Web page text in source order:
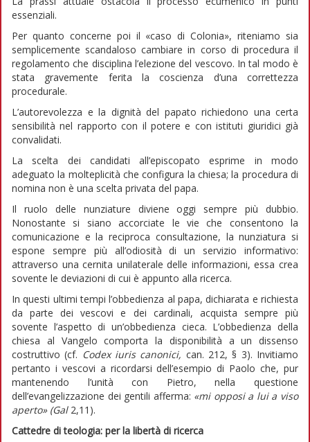
essenziali.
Per quanto concerne poi il «caso di Colonia», riteniamo sia
semplicemente scandaloso cambiare in corso di procedura il
regolamento che disciplina l’elezione del vescovo. In tal modo è
stata gravemente ferita la coscienza d’una correttezza
procedurale.
L’autorevolezza e la dignità del papato richiedono una certa
sensibilità nel rapporto con il potere e con istituti giuridici già
convalidati.
La scelta dei candidati all’episcopato esprime in modo
adeguato la molteplicità che configura la chiesa; la procedura di
nomina non è una scelta privata del papa.
Il ruolo delle nunziature diviene oggi sempre più dubbio.
Nonostante si siano accorciate le vie che consentono la
comunicazione e la reciproca consultazione, la nunziatura si
espone sempre più all’odiosità di un servizio informativo:
attraverso una cernita unilaterale delle informazioni, essa crea
sovente le deviazioni di cui è appunto alla ricerca.
In questi ultimi tempi l’obbedienza al papa, dichiarata e richiesta
da parte dei vescovi e dei cardinali, acquista sempre più
sovente l’aspetto di un’obbedienza cieca. L’obbedienza della
chiesa al Vangelo comporta la disponibilità a un dissenso
costruttivo (cf. Codex iuris canonici, can. 212, § 3). Invitiamo
pertanto i vescovi a ricordarsi dell’esempio di Paolo che, pur
mantenendo l’unità con Pietro, nella questione
dell’evangelizzazione dei gentili afferma: «mi opposi a lui a viso
aperto» (Gal 2,11).
Cattedre di teologia: per la libertà di ricerca